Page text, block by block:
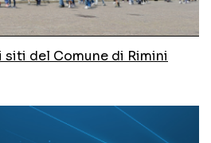
del Comune di Rimini